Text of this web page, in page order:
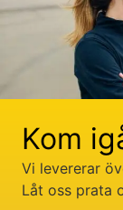
Kom
Vi levererar
Låt oss prata